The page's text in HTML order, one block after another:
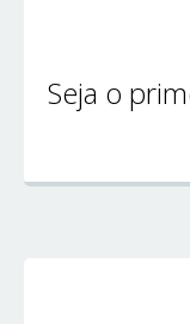
Seja o